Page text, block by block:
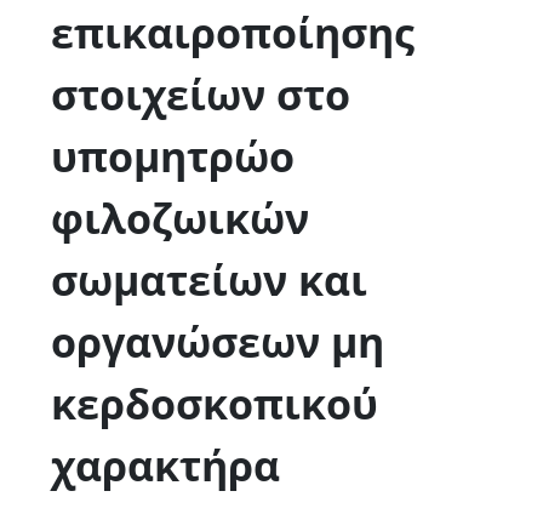
επικαιροποίησης
στοιχείων στο
υπομητρώο
φιλοζωικών
σωματείων και
οργανώσεων μη
κερδοσκοπικού
χαρακτήρα